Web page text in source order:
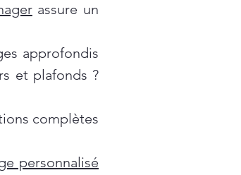
assure un
approfondis
et plafonds ?
complètes
personnalisé